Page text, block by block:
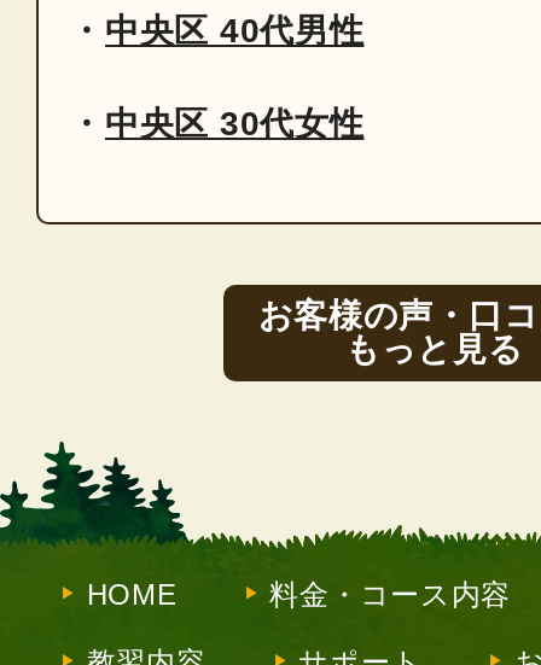
中央区 40代男性
中央区 30代女性
お客様の声・口
もっと見る
HOME 料金・コース内容